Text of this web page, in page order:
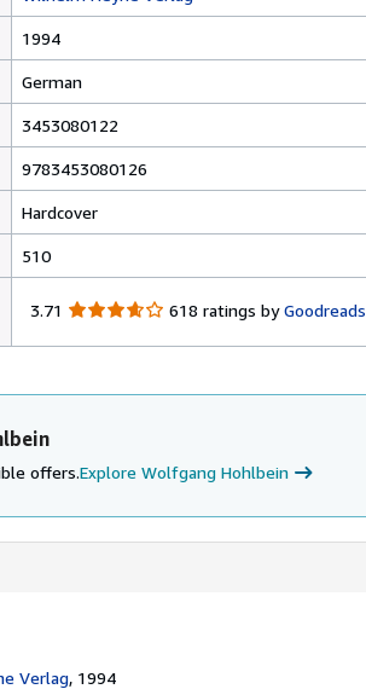
1994
German
3453080122
9783453080126
Hardcover
510
3.71 3
7
o
o
5
s
618 ratings by Goodreads
offers.Explore Wolfgang Hohlbein
Verlag, 1994